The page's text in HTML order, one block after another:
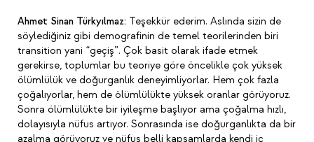
Ahmet Sinan Türkyılmaz: Teşekkür ederim. Aslında sizin de
söylediğiniz gibi demografinin de temel teorilerinden biri
transition yani “geçiş”. Çok basit olarak ifade etmek
gerekirse, toplumlar bu teoriye göre öncelikle çok yüksek
ölümlülük ve doğurganlık deneyimliyorlar. Hem çok fazla
çoğalıyorlar, hem de ölümlülükte yüksek oranlar görüyoruz.
Sonra ölümlülükte bir iyileşme başlıyor ama çoğalma hızlı,
dolayısıyla nüfus artıyor. Sonrasında ise doğurganlıkta da bir
azalma görüyoruz ve nüfus belli kapsamlarda kendi iç